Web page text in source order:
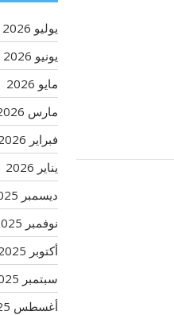
يوليو 2026
يونيو 2026
مايو 2026
مارس 2026
فبراير 2026
يناير 2026
ديسمبر 2025
نوفمبر 2025
أكتوبر 2025
سبتمبر 2025
أغسطس 2025